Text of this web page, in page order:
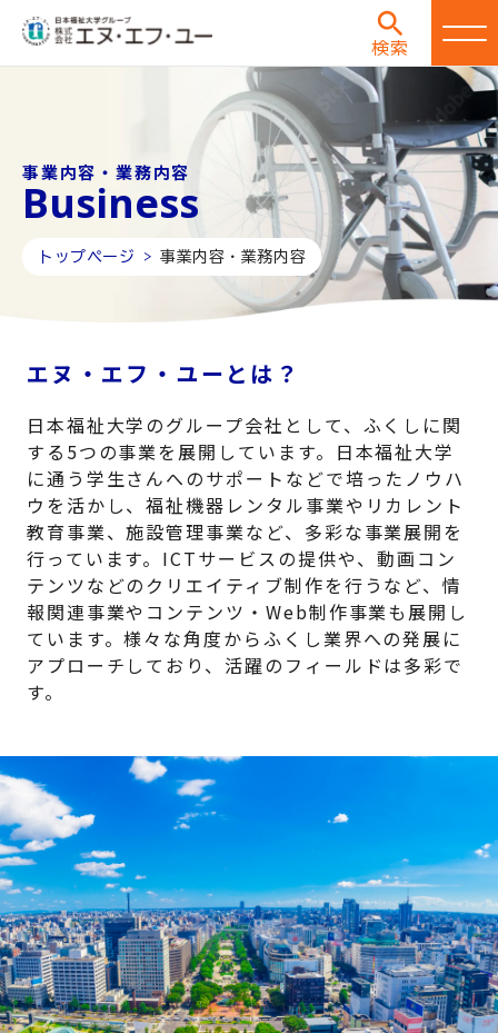
検索
事業内容・業務内容
Business
トップページ >事業内容・業務内容
エヌ・エフ・ユーとは？
日本福祉大学のグループ会社として、ふくしに関
する5つの事業を展開しています。日本福祉大学
に通う学生さんへのサポートなどで培ったノウハ
ウを活かし、福祉機器レンタル事業やリカレント
教育事業、施設管理事業など、多彩な事業展開を
行っています。ICTサービスの提供や、動画コン
テンツなどのクリエイティブ制作を行うなど、情
報関連事業やコンテンツ・Web制作事業も展開し
ています。様々な角度からふくし業界への発展に
アプローチしており、活躍のフィールドは多彩で
す。